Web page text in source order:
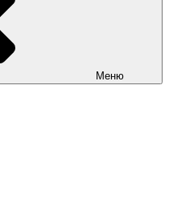
Меню